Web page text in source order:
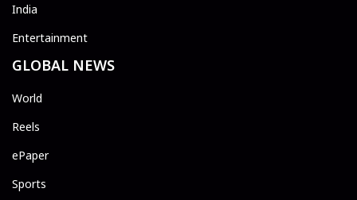
India
Entertainment
GLOBAL NEWS
World
Reels
ePaper
Sports